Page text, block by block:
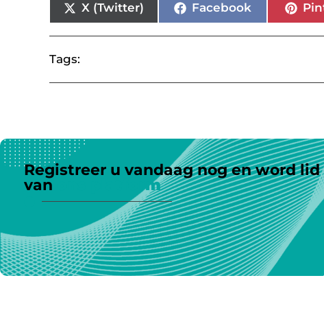
X (Twitter) Facebook
Tags:
Registreer u vandaag nog en word lid
van
ons platform